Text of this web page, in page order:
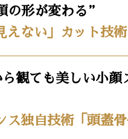
の形が変わる”
えない」カット技術
観ても美しい小顔
ス独自技術「頭蓋骨